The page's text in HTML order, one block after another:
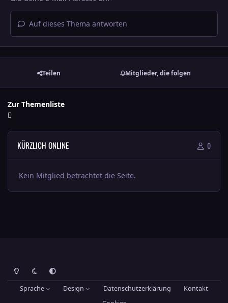
Auf dieses Thema antworten
Teilen Mitglieder, die folgen
Zur Themenliste
KÜRZLICH ONLINE 0
Kein Mitglied betrachtet die Seite.
Heller ModusDunkler ModusSystemeinstellung
Sprache Design Datenschutzerklärung
Kontakt